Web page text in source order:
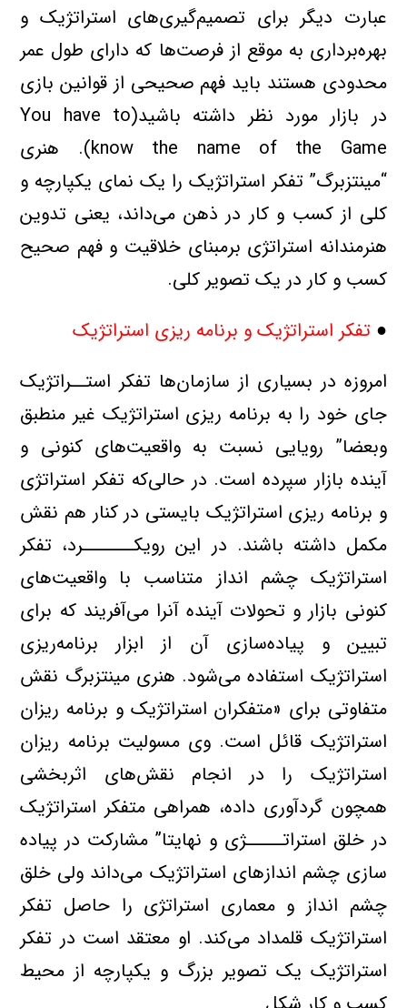
عبارت دیگر برای تصمیم‌گیری‌های استراتژیک و
بهره‌برداری به موقع از فرصت‌ها که دارای طول عمر
محدودی هستند باید فهم صحیحی از قوانین بازی
در بازار مورد نظر داشته باشید(You have to
know the name of the Game). هنری
“مینتزبرگ” تفکر استراتژیک را یک نمای یکپارچه و
کلی از کسب و کار در ذهن می‌داند، یعنی تدوین
هنرمندانه استراتژی برمبنای خلاقیت و فهم صحیح
کسب و کار در یک تصویر کلی.
● تفکر استراتژیک و برنامه ریزی استراتژیک
امروزه در بسیاری از سازمان‌ها تفکر استــراتژیک
جای خود را به برنامه ریزی استراتژیک غیر منطبق
وبعضا” رویایی نسبت به واقعیت‌های کنونی و
آینده بازار سپرده است. در حالی‌که تفکر استراتژی
و برنامه ریزی استراتژیک بایستی در کنار هم نقش
مکمل داشته باشند. در این رویکـــــــرد، تفکر
استراتژیک چشم انداز متناسب با واقعیت‌های
کنونی بازار و تحولات آینده آنرا می‌آفریند که برای
تبیین و پیاده‌سازی آن از ابزار برنامه‌ریزی
استراتژیک استفاده می‌شود. هنری مینتزبرگ نقش
متفاوتی برای «متفکران استراتژیک و برنامه ریزان
استراتژیک قائل است. وی مسولیت برنامه ریزان
استراتژیک را در انجام نقش‌های اثربخشی
همچون گردآوری داده، همراهی متفکر استراتژیک
در خلق استراتـــــژی و نهایتا” مشارکت در پیاده
سازی چشم اندازهای استراتژیک می‌داند ولی خلق
چشم انداز و معماری استراتژی را حاصل تفکر
استراتژیک قلمداد می‌کند. او معتقد است در تفکر
استراتژیک یک تصویر بزرگ و یکپارچه از محیط